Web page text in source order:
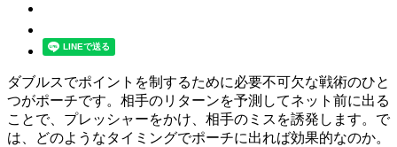
ダブルスでポイントを制するために必要不可欠な戦術のひと
つがポーチです。相手のリターンを予測してネット前に出る
ことで、プレッシャーをかけ、相手のミスを誘発します。で
は、どのようなタイミングでポーチに出れば効果的なのか。